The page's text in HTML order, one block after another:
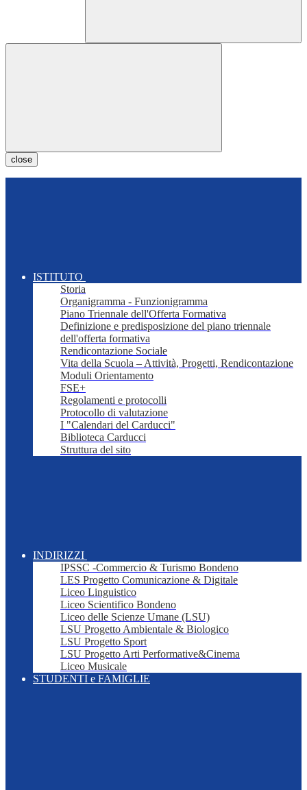
close
ISTITUTO
Storia
Organigramma - Funzionigramma
Piano Triennale dell'Offerta Formativa
Definizione e predisposizione del piano triennale
dell'offerta formativa
Rendicontazione Sociale
Vita della Scuola – Attività, Progetti, Rendicontazione
Moduli Orientamento
FSE+
Regolamenti e protocolli
Protocollo di valutazione
I "Calendari del Carducci"
Biblioteca Carducci
Struttura del sito
INDIRIZZI
IPSSC -Commercio & Turismo Bondeno
LES Progetto Comunicazione & Digitale
Liceo Linguistico
Liceo Scientifico Bondeno
Liceo delle Scienze Umane (LSU)
LSU Progetto Ambientale & Biologico
LSU Progetto Sport
LSU Progetto Arti Performative&Cinema
Liceo Musicale
STUDENTI e FAMIGLIE